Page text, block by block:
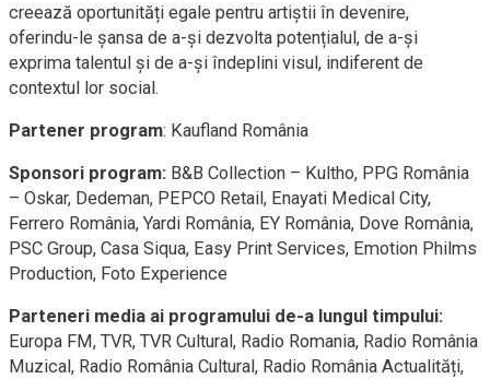
creează oportunități egale pentru artiștii în devenire,
oferindu-le șansa de a-și dezvolta potențialul, de a-și
exprima talentul și de a-și îndeplini visul, indiferent de
contextul lor social.
Partener program: Kaufland România
Sponsori program: B&B Collection – Kultho, PPG România
– Oskar, Dedeman, PEPCO Retail, Enayati Medical City,
Ferrero România, Yardi România, EY România, Dove România,
PSC Group, Casa Siqua, Easy Print Services, Emotion Philms
Production, Foto Experience
Parteneri media ai programului de-a lungul timpului:
Europa FM, TVR, TVR Cultural, Radio Romania, Radio România
Muzical, Radio România Cultural, Radio România Actualități,